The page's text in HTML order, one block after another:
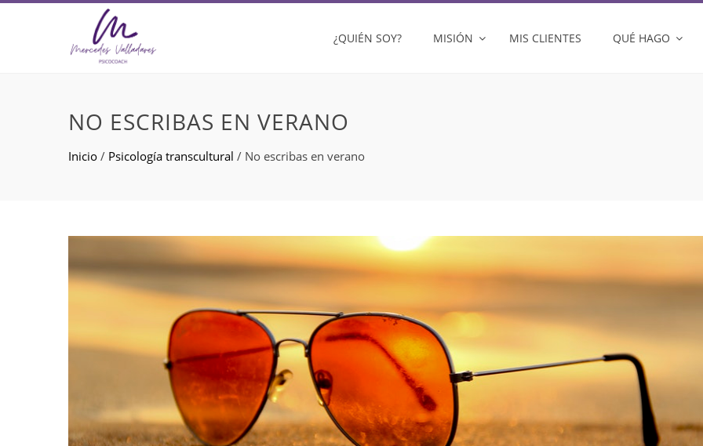
¿QUIÉN SOY? MISIÓN MIS CLIENTES QUÉ HAGO
NO ESCRIBAS EN VERANO
Inicio / Psicología transcultural / No escribas en verano